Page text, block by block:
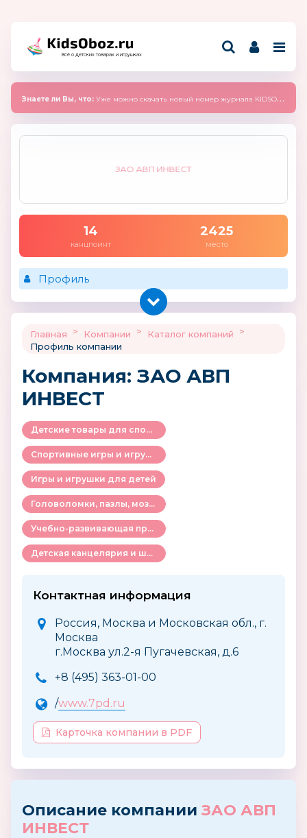
Всё о детских товарах и игрушках
Знаете ли Вы, что: Уже можно скачать новый номер журнала KIDSOBOZ 2025 (сентябрь)
ЗАО АВП ИНВЕСТ
14
канцпоинт
2425
место
Профиль
Главная > Компании > Каталог компаний
>
Профиль компании
Компания: ЗАО АВП
ИНВЕСТ
Детские товары для спорта и активного отдыха
Спортивные игры и игрушки
Игры и игрушки для детей
Головоломки, пазлы, мозаики
Учебно-развивающая продукция для детей
Детская канцелярия и школьные принадлежности
Контактная информация
Россия, Москва и Московская обл., г.
Москва
г.Москва ул.2-я Пугачевская, д.6
+8 (495) 363-01-00
/www.7pd.ru
Карточка компании в PDF
Описание компании ЗАО АВП
ИНВЕСТ